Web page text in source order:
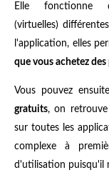
Elle
(virtuelles)
l'application, elles
que vous achetez
Vous pouvez
gratuits, on retrouve
sur toutes les
complexe à
d'utilisation puisqu'il